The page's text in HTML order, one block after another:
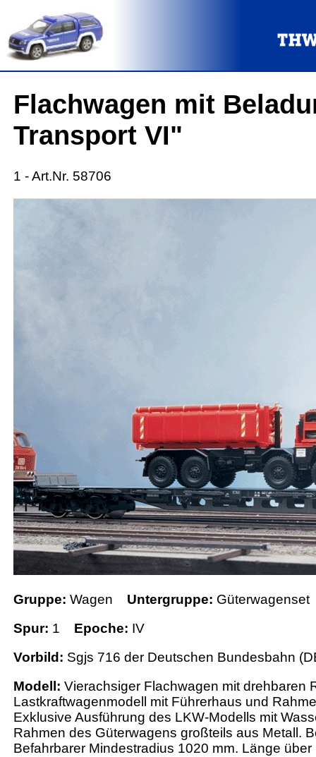
Flachwagen mit
Transport VI"
1 - Art.Nr. 58706
Gruppe: Wagen Untergruppe: Güterwagenset
Spur: 1 Epoche: IV
Vorbild: Sgjs 716 der Deutschen Bundesbahn
Modell: Vierachsiger Flachwagen mit drehbaren
Lastkraftwagenmodell mit Führerhaus und
Exklusive Ausführung des LKW-Modells mit
Rahmen des Güterwagens großteils aus Metall.
Befahrbarer Mindestradius 1020 mm. Länge über